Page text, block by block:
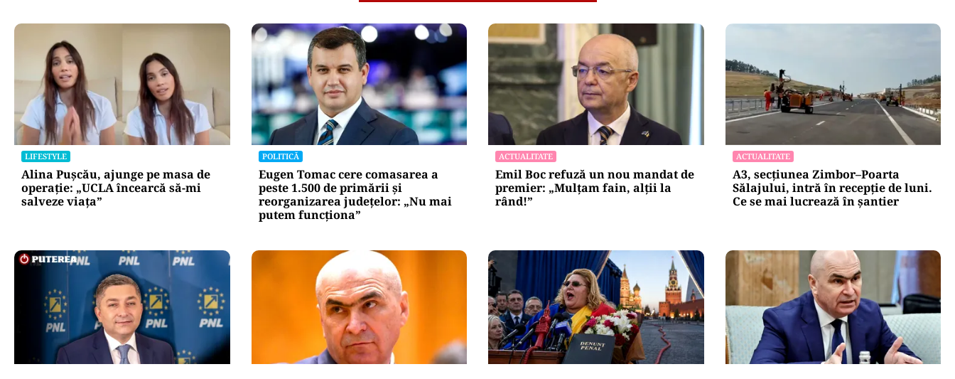
LIFESTYLE
Alina Pușcău, ajunge pe masa de
operație: „UCLA încearcă să-mi
salveze viața”
POLITICĂ
Eugen Tomac cere comasarea a
peste 1.500 de primării și
reorganizarea județelor: „Nu mai
putem funcționa”
ACTUALITATE
Emil Boc refuză un nou mandat de
premier: „Mulțam fain, alții la
rând!”
ACTUALITATE
A3, secțiunea Zimbor–Poarta
Sălajului, intră în recepție de luni.
Ce se mai lucrează în șantier